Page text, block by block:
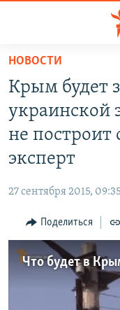
Вернуться
основному
содержанию
Вернутся
главной
Вернутся
поиску
СПЕЦПРОЕКТЫ
ВОДА
ИНТЕРАКТИВ
ИНФОГРАФИКА
ТЕЛЕПРОЕКТ
СОВЕТЫ
ПРОПАВШИЕ БЕЗ ВЕСТИ
РАДІО СВОБОДА
КАК ОБОЙТИ
Українською
НОВОСТИ
Крым будет
украинской
не построит
эксперт
27 сентября 2015, 09:35
Поделиться